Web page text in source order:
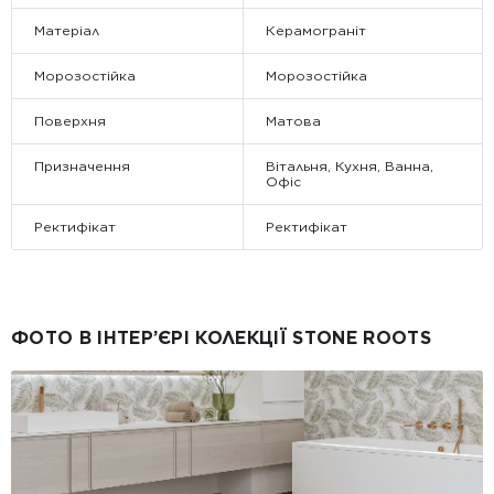
Матеріал Керамограніт
Морозостійка Морозостійка
Поверхня Матова
Призначення
Вітальня, Кухня, Ванна,
Офіс
Ректифікат Ректифікат
ФОТО В ІНТЕР’ЄРІ КОЛЕКЦІЇ STONE ROOTS